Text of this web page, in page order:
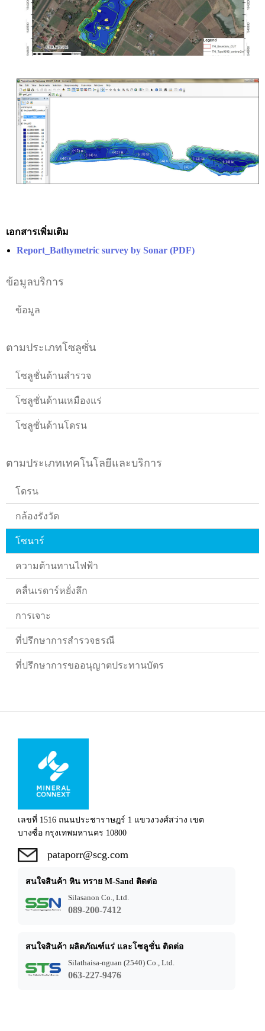
ข้อมูลบริการ
ข้อมูล
ตามประเภทโซลูซั่น
โซลูชั่นด้านสำรวจ
โซลูซั่นด้านเหมืองแร่
โซลูซั่นด้านโดรน
ตามประเภทเทคโนโลยีและบริการ
โดรน
กล้องรังวัด
โซนาร์
ความต้านทานไฟฟ้า
คลื่นเรดาร์หยั่งลึก
การเจาะ
ที่ปรึกษาการสำรวจธรณี
ที่ปรึกษาการขออนุญาตประทานบัตร
เอกสารเพิ่มเติม
Report_Bathymetric survey by Sonar (PDF)
เลขที่ 1516 ถนนประชาราษฎร์ 1 แขวงวงศ์สว่าง เขต
บางซื่อ กรุงเทพมหานคร 10800
pataporr@scg.com
สนใจสินค้า หิน ทราย M-Sand ติดต่อ
Silasanon Co., Ltd.
089-200-7412
สนใจสินค้า ผลิตภัณฑ์แร่ และโซลูชั่น ติดต่อ
Silathaisa-nguan (2540) Co., Ltd.
063-227-9476